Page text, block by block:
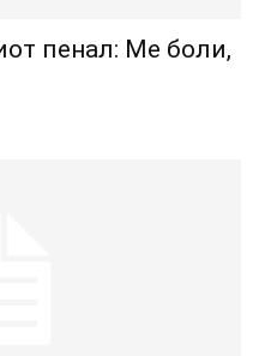
пенал: Ме боли,